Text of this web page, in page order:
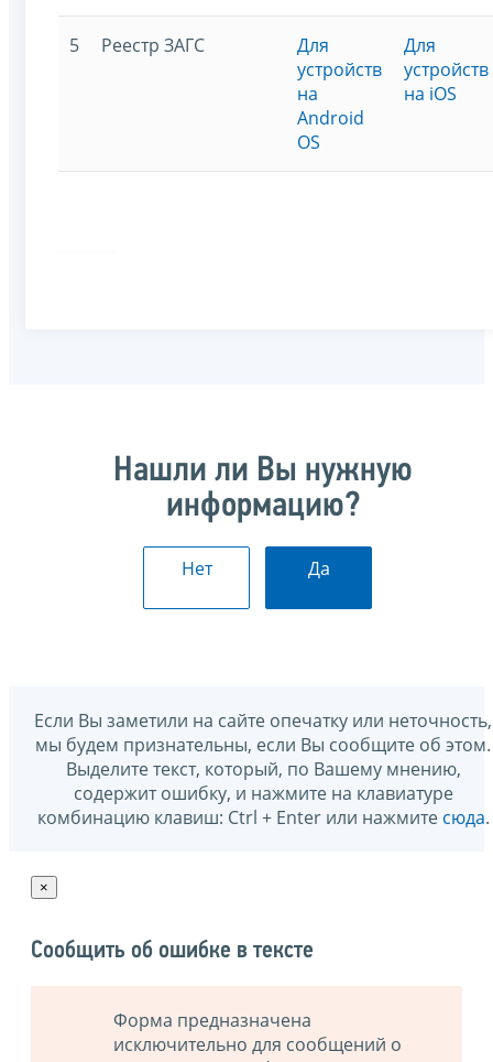
5 Реестр ЗАГС
Для
устройств
на
Android
OS
Для
устройств
на iOS
Нашли ли Вы нужную
информацию?
Нет Да
Если Вы заметили на сайте опечатку или неточность,
мы будем признательны, если Вы сообщите об этом.
Выделите текст, который, по Вашему мнению,
содержит ошибку, и нажмите на клавиатуре
комбинацию клавиш: Ctrl + Enter или нажмите сюда.
×
Сообщить об ошибке в тексте
Форма предназначена
исключительно для сообщений о